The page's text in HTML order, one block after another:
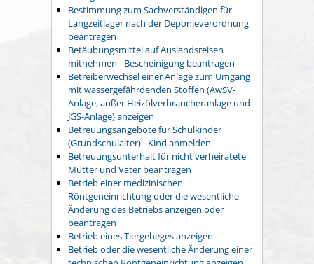
Bestimmung zum Sachverständigen für
Langzeitlager nach der Deponieverordnung
beantragen
Betäubungsmittel auf Auslandsreisen
mitnehmen - Bescheinigung beantragen
Betreiberwechsel einer Anlage zum Umgang
mit wassergefährdenden Stoffen (AwSV-
Anlage, außer Heizölverbraucheranlage und
JGS-Anlage) anzeigen
Betreuungsangebote für Schulkinder
(Grundschulalter) - Kind anmelden
Betreuungsunterhalt für nicht verheiratete
Mütter und Väter beantragen
Betrieb einer medizinischen
Röntgeneinrichtung oder die wesentliche
Änderung des Betriebs anzeigen oder
beantragen
Betrieb eines Tiergeheges anzeigen
Betrieb oder die wesentliche Änderung einer